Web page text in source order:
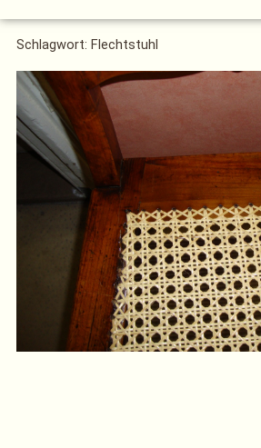
Schlagwort: Flechtstuhl